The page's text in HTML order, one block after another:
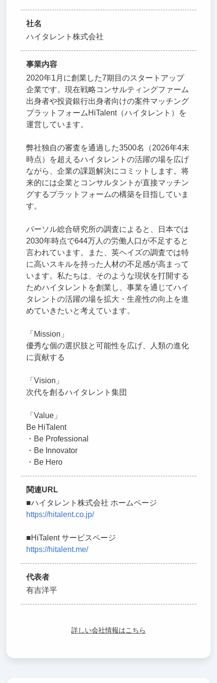
社名
ハイタレント株式会社
事業内容
2020年1月に創業した7期目のスタートアップ
企業です。現在戦略コンサルティングファーム
出身者や投資銀行出身者向けの案件マッチング
プラットフォームHiTalent（ハイタレント）を
運営しています。
弊社独自の審査を通過した3500名（2026年4末
時点）を超えるハイタレントの活躍の場を広げ
ながら、企業の課題解決にコミットします。将
来的には企業とコンサルタントが直接マッチン
グするプラットフォームの構築を目指していま
す。
パーソル総合研究所の調査によると、日本では
2030年時点で644万人の労働人口が不足すると
言われています。また、英ヘイズの調査では特
に高いスキルを持った人材の不足感が高まって
います。私たちは、そのような現状を打開する
ためハイタレントを創業し、事業を通じてハイ
タレントの活躍の場を拡大・生産性の向上を進
めていきたいと考えています。
「Mission」
優秀な個の選択肢と可能性を広げ、人類の進化
に貢献する
「Vision」
次代を創るハイタレント集団
「Value」
Be HiTalent
・Be Professional
・Be Innovator
・Be Hero
関連URL
■ハイタレント株式会社 ホームページ
https://hitalent.co.jp/
■HiTalent サービスページ
https://hitalent.me/
代表者
有吉洋平
詳しい会社情報はこちら